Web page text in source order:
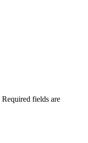
Required fields are